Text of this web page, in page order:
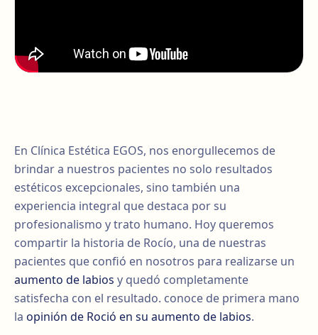
En Clínica Estética EGOS, nos enorgullecemos de
brindar a nuestros pacientes no solo resultados
estéticos excepcionales, sino también una
experiencia integral que destaca por su
profesionalismo y trato humano. Hoy queremos
compartir la historia de Rocío, una de nuestras
pacientes que confió en nosotros para realizarse un
aumento de labios y quedó completamente
satisfecha con el resultado. conoce de primera mano
la opinión de Roció en su aumento de labios.